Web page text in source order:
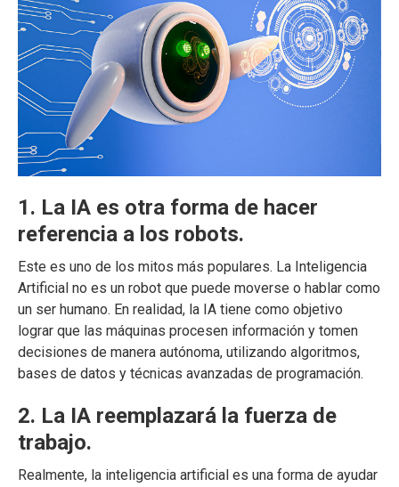
1. La IA es otra forma de hacer
referencia a los robots.
Este es uno de los mitos más populares. La Inteligencia
Artificial no es un robot que puede moverse o hablar como
un ser humano. En realidad, la IA tiene como objetivo
lograr que las máquinas procesen información y tomen
decisiones de manera autónoma, utilizando algoritmos,
bases de datos y técnicas avanzadas de programación.
2. La IA reemplazará la fuerza de
trabajo.
Realmente, la inteligencia artificial es una forma de ayudar